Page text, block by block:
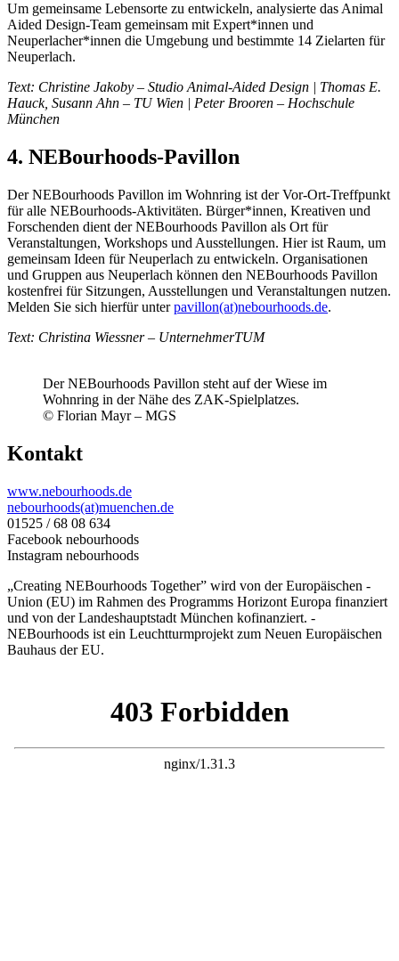
Um gemeinsame Lebensorte zu entwickeln, analysierte das Animal
Aided Design-Team gemeinsam mit Expert*innen und
Neuperlacher*innen die Umgebung und bestimmte 14 Zielarten für
Neuperlach.
Text: Christine Jakoby – Studio Animal-Aided Design | Thomas E.
Hauck, Susann Ahn – TU Wien | Peter Brooren – Hochschule
München
4. NEBourhoods-Pavillon
Der NEBourhoods Pavillon im ­Wohnring ist der Vor-Ort-Treffpunkt
für alle ­NEBourhoods-Aktivitäten. Bürger*innen, Kreativen und
Forschenden dient der ­NEBourhoods Pavillon als Ort für
Veranstaltungen, Workshops und Ausstellungen. Hier ist Raum, um
gemeinsam Ideen für Neuperlach zu entwickeln. Organisationen
und Gruppen aus Neuperlach können den NEBourhoods Pavillon
kostenfrei für ­Sitzungen, Ausstellungen und Veranstaltungen nutzen.
Melden Sie sich hierfür unter ­pavillon(at)nebourhoods.de­.
Text: Christina Wiessner – UnternehmerTUM
Der NEBourhoods Pavillon steht auf der Wiese im
Wohnring in der Nähe des ZAK-Spielplatzes.
© Florian Mayr – MGS
Kontakt
www.nebourhoods.de
nebourhoods(at)muenchen.de
01525 / 68 08 634
Facebook nebourhoods
Instagram nebourhoods
„Creating NEBourhoods ­Together” wird von der ­Europäischen ­
Union (EU) im Rahmen des ­Programms Horizont ­Europa finanziert
und von der ­Landeshauptstadt München ko­finanziert. ­
NEBourhoods ist ein Leucht­turmprojekt zum Neuen ­Europäischen
Bauhaus der EU.